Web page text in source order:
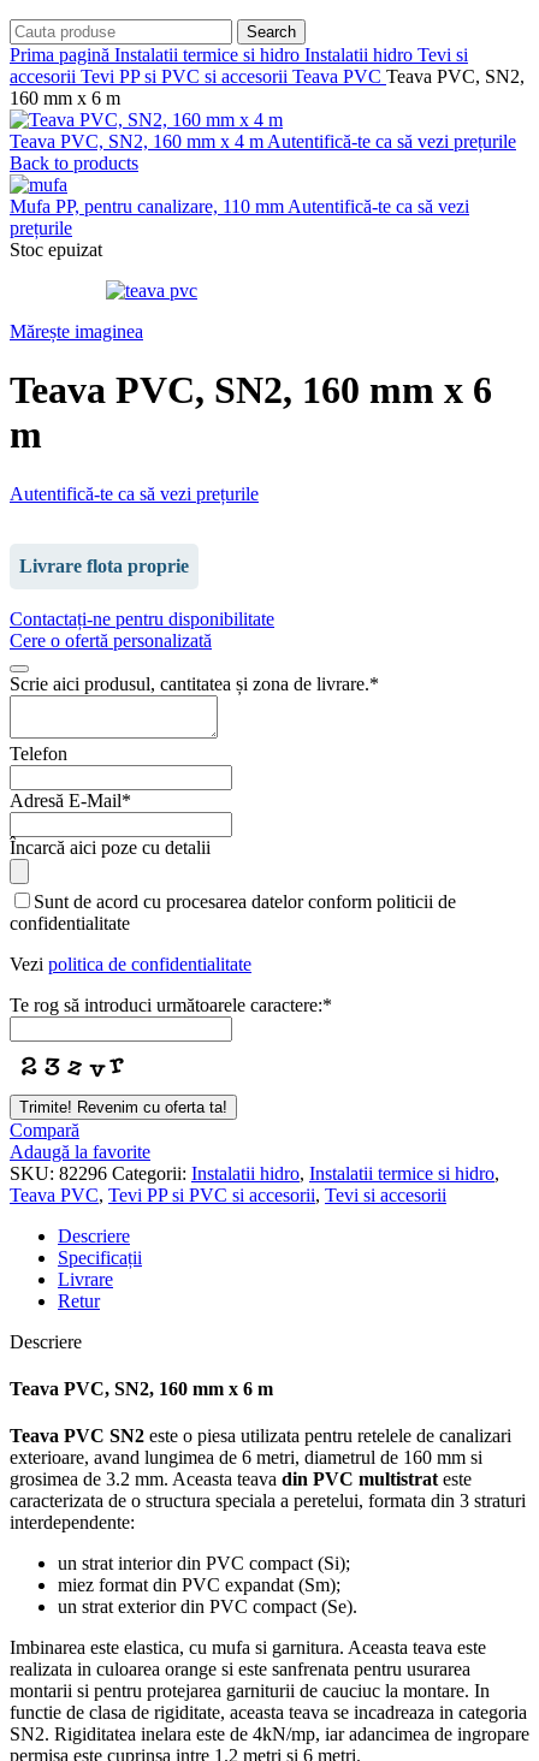
Search
Prima pagină Instalatii termice si hidro Instalatii hidro Tevi si
accesorii Tevi PP si PVC si accesorii Teava PVC Teava PVC, SN2,
160 mm x 6 m
Teava PVC, SN2, 160 mm x 4 m Autentifică-te ca să vezi prețurile
Back to products
Mufa PP, pentru canalizare, 110 mm Autentifică-te ca să vezi
prețurile
Stoc epuizat
Mărește imaginea
Teava PVC, SN2, 160 mm x 6
m
Autentifică-te ca să vezi prețurile
Livrare flota proprie
Contactați-ne pentru disponibilitate
Cere o ofertă personalizată
Scrie aici produsul, cantitatea și zona de livrare.*
Telefon
Adresă E-Mail*
Încarcă aici poze cu detalii
Sunt de acord cu procesarea datelor conform politicii de
confidentialitate
Vezi politica de confidentialitate
Te rog să introduci următoarele caractere:*
Trimite! Revenim cu oferta ta!
Your
Website *
Compară
Adaugă la favorite
SKU: 82296 Categorii: Instalatii hidro, Instalatii termice si hidro,
Teava PVC, Tevi PP si PVC si accesorii, Tevi si accesorii
Descriere
Specificații
Livrare
Retur
Descriere
Teava PVC, SN2, 160 mm x 6 m
Teava PVC SN2 este o piesa utilizata pentru retelele de canalizari
exterioare, avand lungimea de 6 metri, diametrul de 160 mm si
grosimea de 3.2 mm. Aceasta teava din PVC multistrateste
caracterizata de o structura speciala a peretelui, formata din 3 straturi
interdependente:
un strat interior din PVC compact (Si);
miez format din PVC expandat (Sm);
un strat exterior din PVC compact (Se).
Imbinarea este elastica, cu mufa si garnitura. Aceasta teava este
realizata in culoarea orange si este sanfrenata pentru usurarea
montarii si pentru protejarea garniturii de cauciuc la montare. In
functie de clasa de rigiditate, aceasta teava se incadreaza in categoria
SN2. Rigiditatea inelara este de 4kN/mp, iar adancimea de ingropare
permisa este cuprinsa intre 1.2 metri si 6 metri.